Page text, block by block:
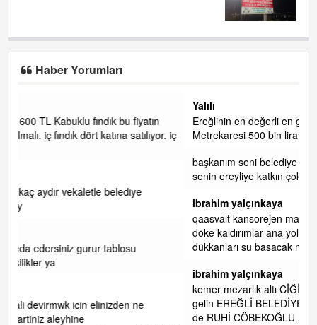
Haber Yorumları
Ereğlinin en değerli en gözde yeri yalı caddesi ve çevresidir.
Metrekaresi 500 bin liraya alamazsın.
başkanım seni belediye başkanlığında da görmek isteriz
senin ereyliye katkın çok oldu daha da olacaktır
ibrahim yalçınkaya
qaasvalt kansorejen madde mahalle aralarında asvalt döke
döke kaldırımlar ana yoldan aşağıda kaldı bi yağmurda
dükkanları su basacak ma
... DEVAMI
ibrahim yalçınkaya
kemer mezarlık altı CİĞİRLİK deniz kenarına giden yola
gelin EREĞLİ BELEDİYESİ o boruları zamanında tüm ereğli
de RUHİ CÖBEKOĞLU